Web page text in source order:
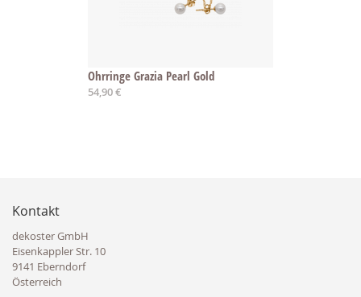
Ohrringe Grazia Pearl Gold
54,90 €
Kontakt
dekoster GmbH
Eisenkappler Str. 10
9141 Eberndorf
Österreich